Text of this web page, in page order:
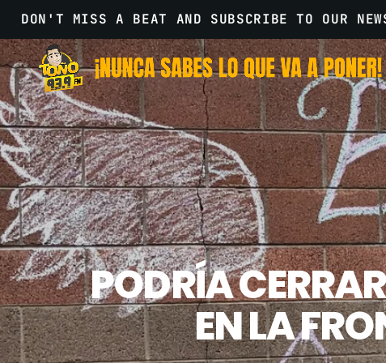
DON'T MISS A BEAT AND SUBSCRIBE TO OUR
PODRÍA
EN LA